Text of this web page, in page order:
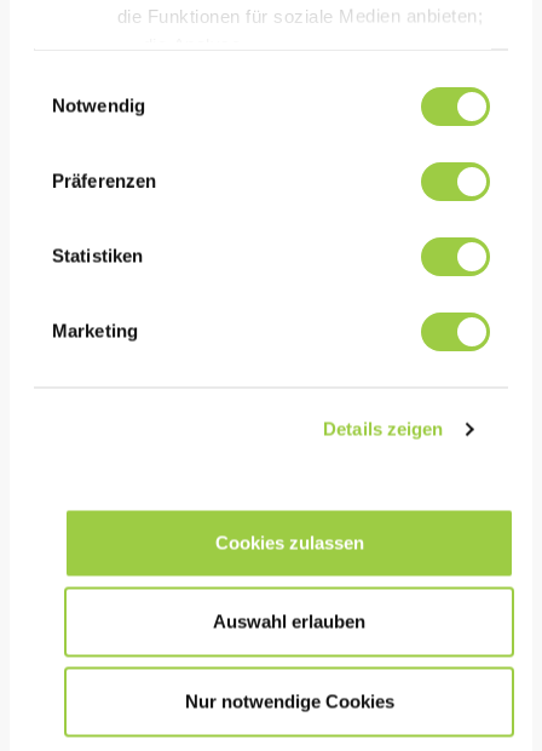
die Funktionen für soziale Medien anbieten;
Cookies.
Wahl, diese zu akzeptieren, abzulehnen oder
Keine Panik, Sie können Ihre Auswahl auch
Notwendig
Präferenzen
Statistiken
Marketing
Details zeigen
Cookies zulassen
Auswahl erlauben
Nur notwendige Cookies
THERMASOLV IM7